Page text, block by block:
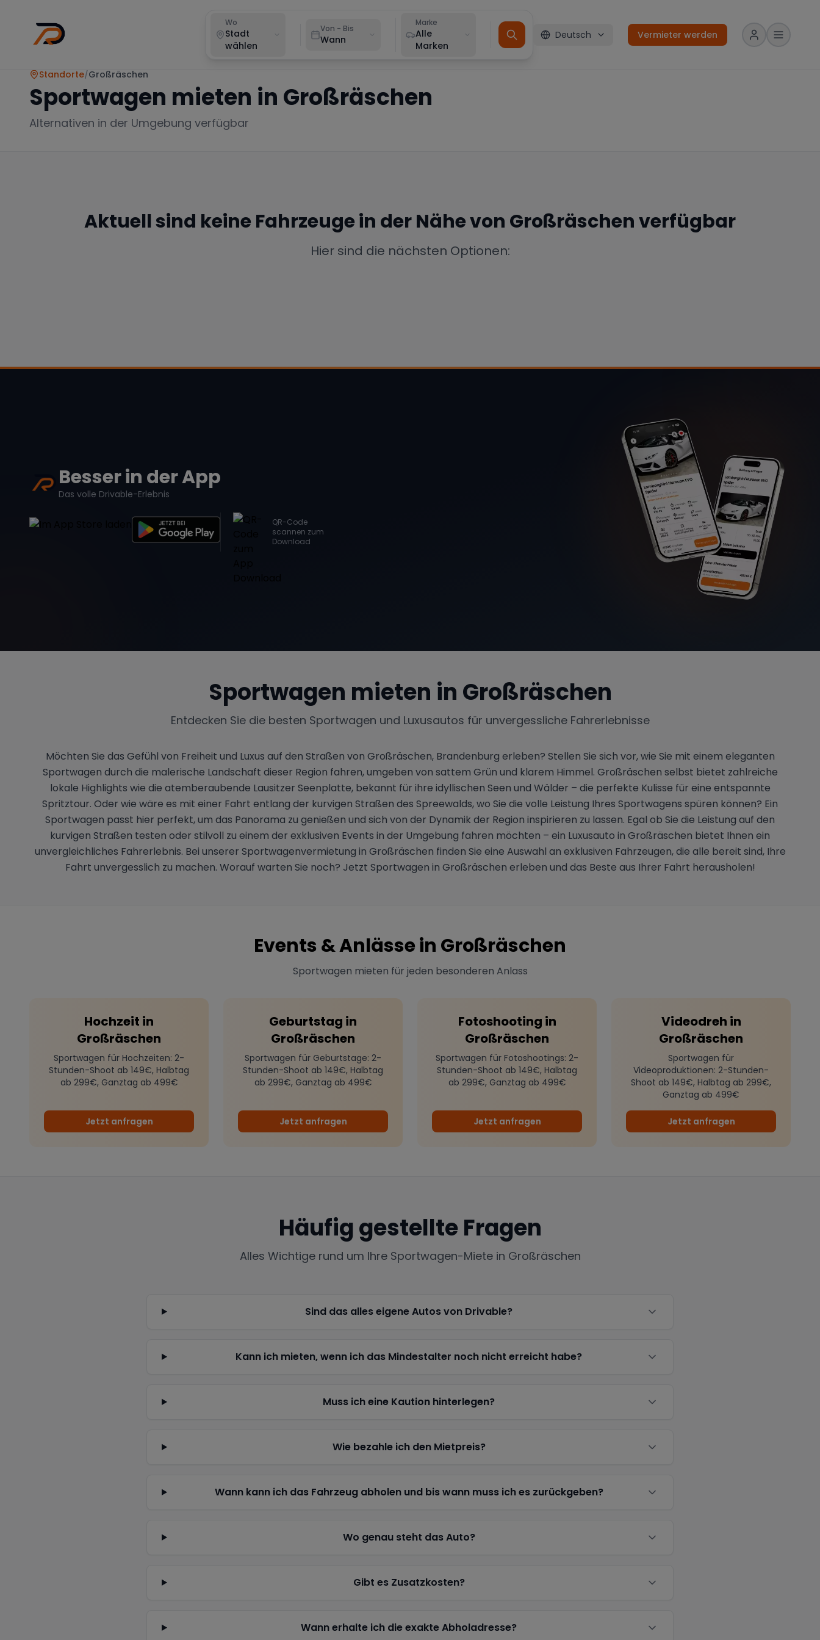
Wo
Stadt
wählen
Von - Bis
Wann
Marke
Alle
Marken
Deutsch Vermieter werden
Standorte/Großräschen
Sportwagen mieten in Großräschen
Alternativen in der Umgebung verfügbar
Aktuell sind keine Fahrzeuge in der Nähe von Großräschenverfügbar
Hier sind die nächsten Optionen:
Besser in der App
Das volle Drivable-Erlebnis
QR-Code
scannen zum
Download
Sportwagen mieten in Großräschen
Entdecken Sie die besten Sportwagen und Luxusautos für unvergessliche Fahrerlebnisse
Möchten Sie das Gefühl von Freiheit und Luxus auf den Straßen von Großräschen, Brandenburg erleben? Stellen Sie sich vor, wie Sie mit einem eleganten
Sportwagen durch die malerische Landschaft dieser Region fahren, umgeben von sattem Grün und klarem Himmel. Großräschen selbst bietet zahlreiche
lokale Highlights wie die atemberaubende Lausitzer Seenplatte, bekannt für ihre idyllischen Seen und Wälder – die perfekte Kulisse für eine entspannte
Spritztour. Oder wie wäre es mit einer Fahrt entlang der kurvigen Straßen des Spreewalds, wo Sie die volle Leistung Ihres Sportwagens spüren können? Ein
Sportwagen passt hier perfekt, um das Panorama zu genießen und sich von der Dynamik der Region inspirieren zu lassen. Egal ob Sie die Leistung auf den
kurvigen Straßen testen oder stilvoll zu einem der exklusiven Events in der Umgebung fahren möchten – ein Luxusauto in Großräschen bietet Ihnen ein
unvergleichliches Fahrerlebnis. Bei unserer Sportwagenvermietung in Großräschen finden Sie eine Auswahl an exklusiven Fahrzeugen, die alle bereit sind, Ihre
Fahrt unvergesslich zu machen. Worauf warten Sie noch? Jetzt Sportwagen in Großräschen erleben und das Beste aus Ihrer Fahrt herausholen!
Events & Anlässe in Großräschen
Sportwagen mieten für jeden besonderen Anlass
Hochzeit in
Großräschen
Sportwagen für Hochzeiten: 2-
Stunden-Shoot ab 149€, Halbtag
ab 299€, Ganztag ab 499€
Jetzt anfragen
Geburtstag in
Großräschen
Sportwagen für Geburtstage: 2-
Stunden-Shoot ab 149€, Halbtag
ab 299€, Ganztag ab 499€
Jetzt anfragen
Fotoshooting in
Großräschen
Sportwagen für Fotoshootings: 2-
Stunden-Shoot ab 149€, Halbtag
ab 299€, Ganztag ab 499€
Jetzt anfragen
Videodreh in
Großräschen
Sportwagen für
Videoproduktionen: 2-Stunden-
Shoot ab 149€, Halbtag ab 299€,
Ganztag ab 499€
Jetzt anfragen
Häufig gestellte Fragen
Alles Wichtige rund um Ihre Sportwagen-Miete in Großräschen
Sind das alles eigene Autos von Drivable?
Kann ich mieten, wenn ich das Mindestalter noch nicht erreicht habe?
Muss ich eine Kaution hinterlegen?
Wie bezahle ich den Mietpreis?
Wann kann ich das Fahrzeug abholen und bis wann muss ich es zurückgeben?
Wo genau steht das Auto?
Gibt es Zusatzkosten?
Wann erhalte ich die exakte Abholadresse?